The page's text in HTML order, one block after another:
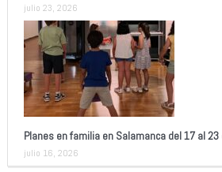
julio 23, 2026
Planes en familia en Salamanca del 17 al 23
julio 16, 2026